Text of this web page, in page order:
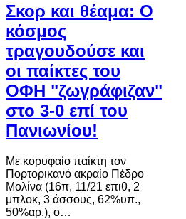
Σκορ και θέαμα: Ο
κόσμος
τραγουδούσε και
οι παίκτες του
ΟΦΗ "ζωγράφιζαν"
στο 3-0 επί του
Πανιωνίου!
Με κορυφαίο παίκτη τον
Πορτορικανό ακραίο Πέδρο
Μολίνα (16π, 11/21 επιθ, 2
μπλοκ, 3 άσσους, 62%υπ.,
50%αρ.), ο…